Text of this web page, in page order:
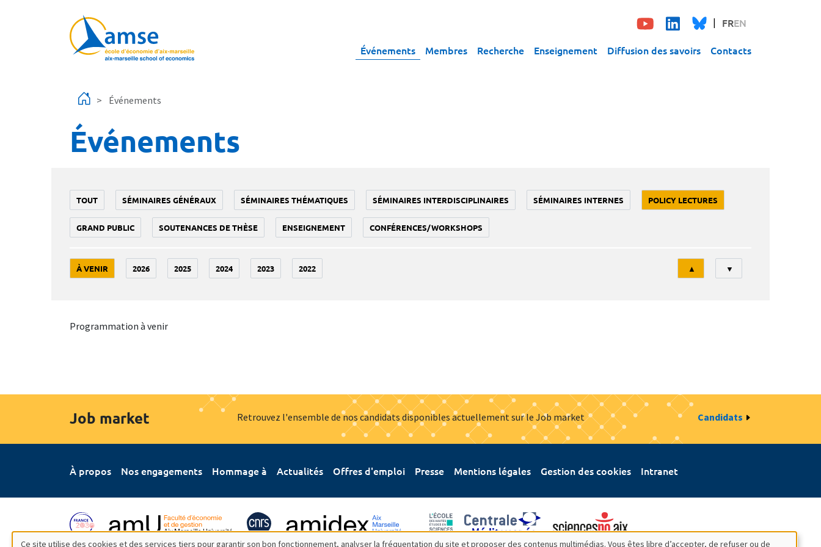
FREN
Événements Membres Recherche Enseignement Diffusion des savoirs Contacts
Événements
Événements
TOUT SÉMINAIRES GÉNÉRAUX SÉMINAIRES THÉMATIQUES SÉMINAIRES INTERDISCIPLINAIRES SÉMINAIRES INTERNES POLICY LECTURES
GRAND PUBLIC SOUTENANCES DE THÈSE ENSEIGNEMENT CONFÉRENCES/WORKSHOPS
À VENIR 2026 2025 2024 2023 2022
Tri
▲ ▼
Programmation à venir
Job market Retrouvez l'ensemble de nos candidats disponibles actuellement sur le Job market Candidats
À propos Nos engagements Hommage à Actualités Offres d'emploi Presse Mentions légales Gestion des cookies Intranet
Ce site utilise des cookies et des services tiers pour garantir son bon fonctionnement, analyser la fréquentation du site et proposer des contenus multimédias. Vous êtes libre d’accepter, de refuser ou de